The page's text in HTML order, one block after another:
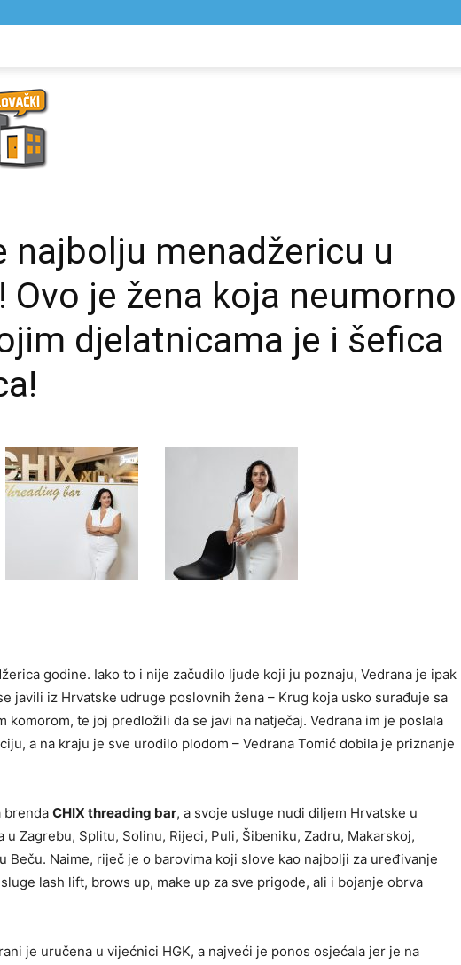
najbolju menadžericu u
Ovo je žena koja neumorno
djelatnicama je i šefica
godine. Iako to i nije začudilo ljude koji ju poznaju, Vedrana je ipak
javili iz Hrvatske udruge poslovnih žena – Krug koja usko surađuje sa
komorom, te joj predložili da se javi na natječaj. Vedrana im je poslala
a na kraju je sve urodilo plodom – Vedrana Tomić dobila je priznanje
brenda CHIX threading bar, a svoje usluge nudi diljem Hrvatske u
Zagrebu, Splitu, Solinu, Rijeci, Puli, Šibeniku, Zadru, Makarskoj,
Beču. Naime, riječ je o barovima koji slove kao najbolji za uređivanje
lash lift, brows up, make up za sve prigode, ali i bojanje obrva
je uručena u vijećnici HGK, a najveći je ponos osjećala jer je na